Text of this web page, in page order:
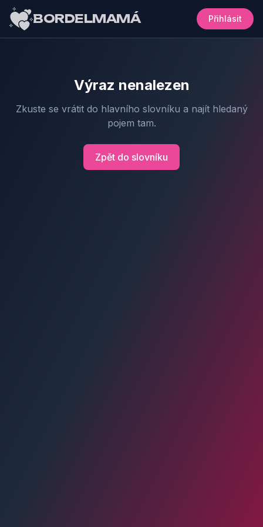
BORDELMAMÁ Přihlásit
Výraz nenalezen
Zkuste se vrátit do hlavního slovníku a najít hledaný
pojem tam.
Zpět do slovníku